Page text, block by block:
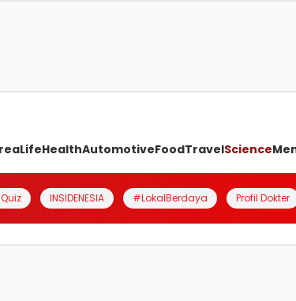
LifeHealthAutomotiveFoodTravelScience
Quiz INSIDENESIA #LokalBerdaya Profil Dokter